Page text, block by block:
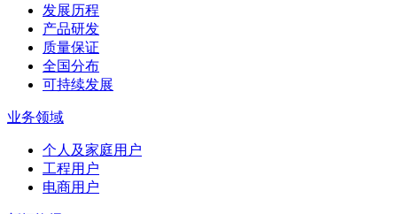
发展历程
产品研发
质量保证
全国分布
可持续发展
业务领域
个人及家庭用户
工程用户
电商用户